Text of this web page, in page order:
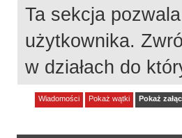
Ta sekcja
użytkownika.
w działach do
Wiadomości Pokaż wątki Pokaż